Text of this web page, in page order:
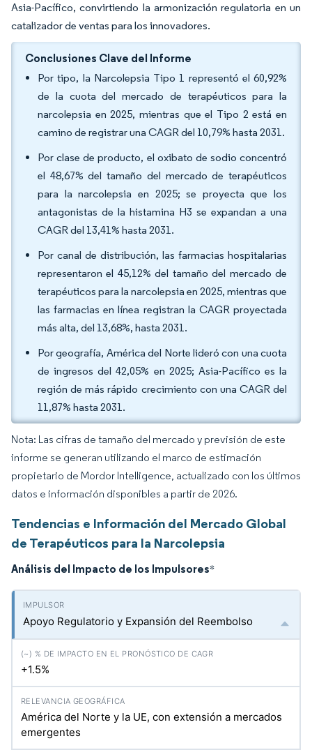
Asia-Pacífico, convirtiendo la armonización regulatoria en un
catalizador de ventas para los innovadores.
Conclusiones Clave del Informe
Por tipo, la Narcolepsia Tipo 1 representó el 60,92%
de la cuota del mercado de terapéuticos para la
narcolepsia en 2025, mientras que el Tipo 2 está en
camino de registrar una CAGR del 10,79% hasta 2031.
Por clase de producto, el oxibato de sodio concentró
el 48,67% del tamaño del mercado de terapéuticos
para la narcolepsia en 2025; se proyecta que los
antagonistas de la histamina H3 se expandan a una
CAGR del 13,41% hasta 2031.
Por canal de distribución, las farmacias hospitalarias
representaron el 45,12% del tamaño del mercado de
terapéuticos para la narcolepsia en 2025, mientras que
las farmacias en línea registran la CAGR proyectada
más alta, del 13,68%, hasta 2031.
Por geografía, América del Norte lideró con una cuota
de ingresos del 42,05% en 2025; Asia-Pacífico es la
región de más rápido crecimiento con una CAGR del
11,87% hasta 2031.
Nota: Las cifras de tamaño del mercado y previsión de este
informe se generan utilizando el marco de estimación
propietario de Mordor Intelligence, actualizado con los últimos
datos e información disponibles a partir de 2026.
Tendencias e Información del Mercado Global
de Terapéuticos para la Narcolepsia
Análisis del Impacto de los Impulsores*
Apoyo Regulatorio y Expansión del Reembolso
+1.5%
América del Norte y la UE, con extensión a mercados
emergentes